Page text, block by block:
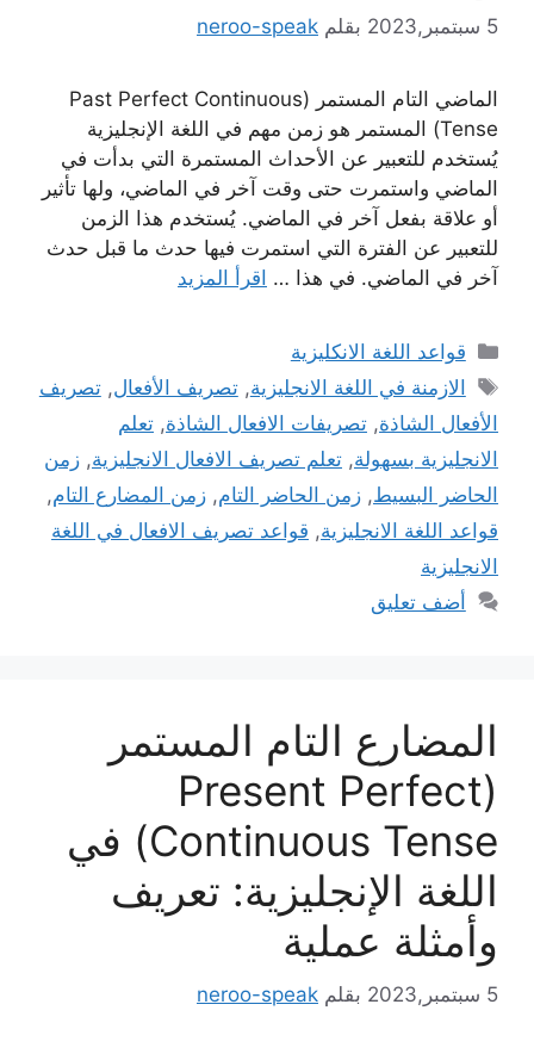
5 سبتمبر,2023 بقلم neroo-speak
الماضي التام المستمر (Past Perfect Continuous
Tense) المستمر هو زمن مهم في اللغة الإنجليزية
يُستخدم للتعبير عن الأحداث المستمرة التي بدأت في
الماضي واستمرت حتى وقت آخر في الماضي، ولها تأثير
أو علاقة بفعل آخر في الماضي. يُستخدم هذا الزمن
للتعبير عن الفترة التي استمرت فيها حدث ما قبل حدث
آخر في الماضي. في هذا … اقرأ المزيد
التصنيفات
قواعد اللغة الانكليزية
الوسوم
الازمنة في اللغة الانجليزية,تصريف الأفعال,تصريف
الأفعال الشاذة, تصريفات الافعال الشاذة, تعلم
الانجليزية بسهولة, تعلم تصريف الافعال الانجليزية, زمن
الحاضر البسيط, زمن الحاضر التام, زمن المضارع التام,
قواعد اللغة الانجليزية, قواعد تصريف الافعال في اللغة
الانجليزية
أضف تعليق
المضارع التام المستمر
(Present Perfect
Continuous Tense) في
اللغة الإنجليزية: تعريف
وأمثلة عملية
5 سبتمبر,2023 بقلم neroo-speak